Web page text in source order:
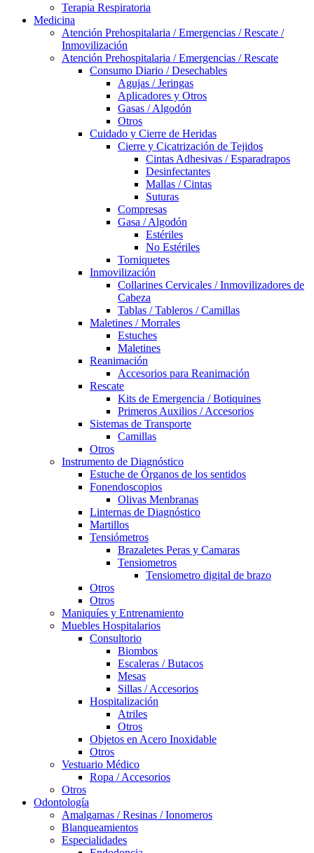
Terapia Respiratoria
Medicina
Atención Prehospitalaria / Emergencias / Rescate /
Inmovilización
Atención Prehospitalaria / Emergencias / Rescate
Consumo Diario / Desechables
Agujas / Jeringas
Aplicadores y Otros
Gasas / Algodón
Otros
Cuidado y Cierre de Heridas
Cierre y Cicatrización de Tejidos
Cintas Adhesivas / Esparadrapos
Desinfectantes
Mallas / Cintas
Suturas
Compresas
Gasa / Algodón
Estériles
No Estériles
Torniquetes
Inmovilización
Collarines Cervicales / Inmovilizadores de
Cabeza
Tablas / Tableros / Camillas
Maletines / Morrales
Estuches
Maletines
Reanimación
Accesorios para Reanimación
Rescate
Kits de Emergencia / Botiquines
Primeros Auxilios / Accesorios
Sistemas de Transporte
Camillas
Otros
Instrumento de Diagnóstico
Estuche de Órganos de los sentidos
Fonendoscopios
Olivas Menbranas
Linternas de Diagnóstico
Martillos
Tensiómetros
Brazaletes Peras y Camaras
Tensiometros
Tensiometro digital de brazo
Otros
Otros
Maniquíes y Entrenamiento
Muebles Hospitalarios
Consultorio
Biombos
Escaleras / Butacos
Mesas
Sillas / Accesorios
Hospitalización
Atriles
Otros
Objetos en Acero Inoxidable
Otros
Vestuario Médico
Ropa / Accesorios
Otros
Odontología
Amalgamas / Resinas / Ionomeros
Blanqueamientos
Especialidades